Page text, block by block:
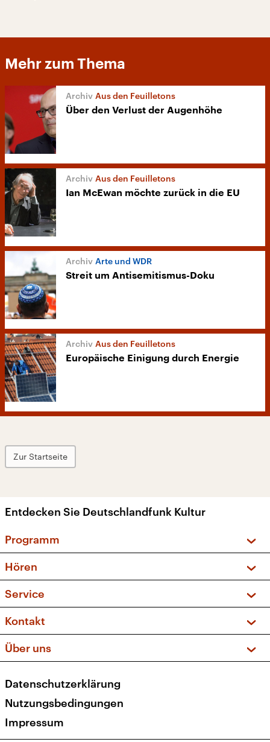
Mehr zum Thema
Aus den Feuilletons
Über den Verlust der Augenhöhe
Aus den Feuilletons
Ian McEwan möchte zurück in die EU
Arte und WDR
Streit um Antisemitismus-Doku
Aus den Feuilletons
Europäische Einigung durch Energie
Zur Startseite
Entdecken Sie Deutschlandfunk Kultur
Programm
Sendungen und Podcasts
Musikliste
Kakadu – Das Kinderprogramm
Hören
Frequenzen (UKW + DAB+)
Service
FAQ
Apps
Newsletter
Kontakt
Social Media
Über uns
Presse
Karriere
Transparenz
Datenschutzerklärung
Nutzungsbedingungen
Impressum